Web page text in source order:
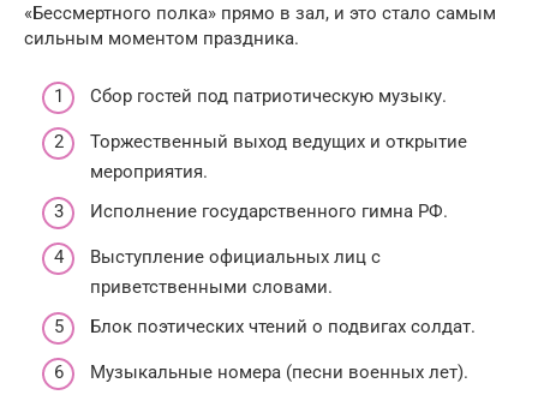
«Бессмертного полка» прямо в зал, и это стало самым
сильным моментом праздника.
Сбор гостей под патриотическую музыку.
Торжественный выход ведущих и открытие
мероприятия.
Исполнение государственного гимна РФ.
Выступление официальных лиц с
приветственными словами.
Блок поэтических чтений о подвигах солдат.
Музыкальные номера (песни военных лет).